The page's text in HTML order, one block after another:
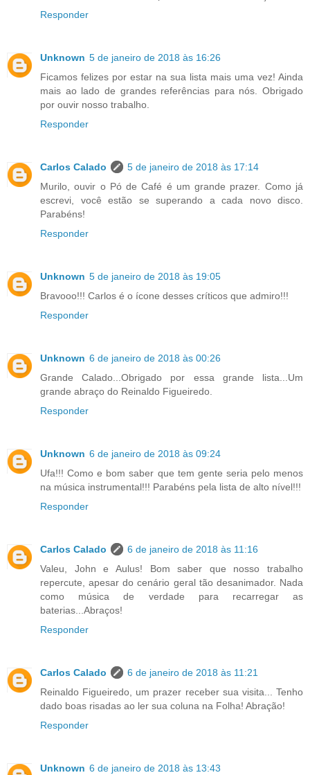
Responder
Unknown 5 de janeiro de 2018 às 16:26
Ficamos felizes por estar na sua lista mais uma vez! Ainda
mais ao lado de grandes referências para nós. Obrigado
por ouvir nosso trabalho.
Responder
Carlos Calado
5 de janeiro de 2018 às 17:14
Murilo, ouvir o Pó de Café é um grande prazer. Como já
escrevi, você estão se superando a cada novo disco.
Parabéns!
Responder
Unknown 5 de janeiro de 2018 às 19:05
Bravooo!!! Carlos é o ícone desses críticos que admiro!!!
Responder
Unknown 6 de janeiro de 2018 às 00:26
Grande Calado...Obrigado por essa grande lista...Um
grande abraço do Reinaldo Figueiredo.
Responder
Unknown 6 de janeiro de 2018 às 09:24
Ufa!!! Como e bom saber que tem gente seria pelo menos
na música instrumental!!! Parabéns pela lista de alto nível!!!
Responder
Carlos Calado
6 de janeiro de 2018 às 11:16
Valeu, John e Aulus! Bom saber que nosso trabalho
repercute, apesar do cenário geral tão desanimador. Nada
como música de verdade para recarregar as
baterias...Abraços!
Responder
Carlos Calado
6 de janeiro de 2018 às 11:21
Reinaldo Figueiredo, um prazer receber sua visita... Tenho
dado boas risadas ao ler sua coluna na Folha! Abração!
Responder
Unknown 6 de janeiro de 2018 às 13:43